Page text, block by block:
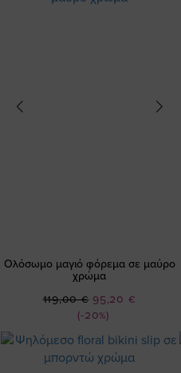
Ολόσωμο μαγιό φόρεμα σε μαύρο
χρώμα
(-20%)
Ειδική
Τιμή
95,20 €
119,00 €